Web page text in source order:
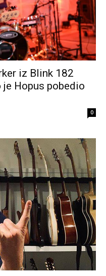
iz Blink 182
Hopus pobedio
0